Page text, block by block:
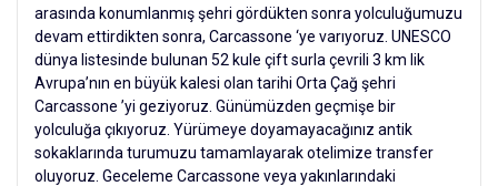
arasında konumlanmış şehri gördükten sonra yolculuğumuzu
devam ettirdikten sonra, Carcassone ‘ye varıyoruz. UNESCO
dünya listesinde bulunan 52 kule çift surla çevrili 3 km lik
Avrupa’nın en büyük kalesi olan tarihi Orta Çağ şehri
Carcassone ’yi geziyoruz. Günümüzden geçmişe bir
yolculuğa çıkıyoruz. Yürümeye doyamayacağınız antik
sokaklarında turumuzu tamamlayarak otelimize transfer
oluyoruz. Geceleme Carcassone veya yakınlarındaki